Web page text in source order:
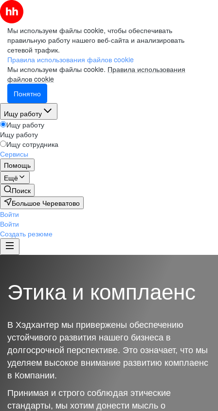
Мы используем файлы cookie, чтобы обеспечивать
правильную работу нашего веб-сайта и анализировать
сетевой трафик.
Правила использования файлов cookie
Мы используем файлы cookie. Правила использования
файлов cookie
Понятно
Ищу работу
Ищу работу
Ищу работу
Ищу сотрудника
Сервисы
Помощь
Ещё
Поиск
Большое Череватово
Войти
Войти
Создать резюме
Этика и комплаенс
В Хэдхантер мы привержены обеспечению
устойчивого развития нашего бизнеса в
долгосрочной перспективе. Это означает, что мы
уделяем высокое внимание развитию комплаенс
в Компании.
Принимая и строго соблюдая этические
стандарты, мы хотим донести мысль о